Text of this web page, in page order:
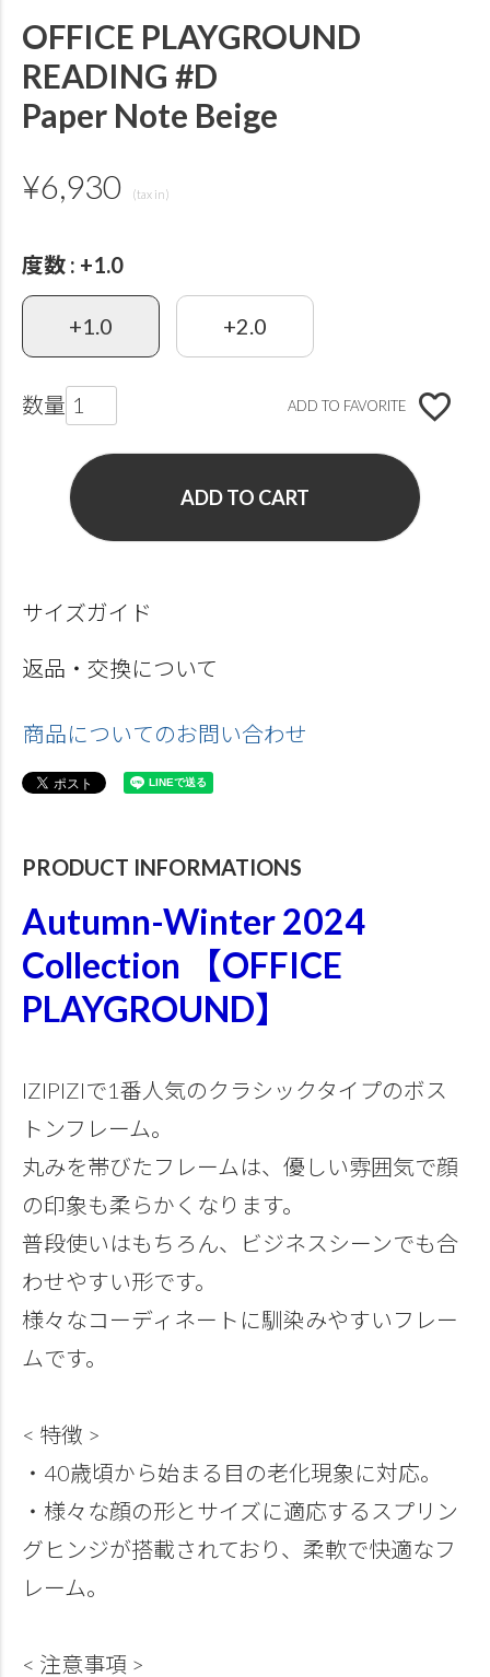
OFFICE PLAYGROUND
READING #D
Paper Note Beige
¥6,930
度数 +1.0
+1.0 +2.0
ADD TO FAVORITE
ADD TO CART
サイズガイド
返品・交換について
商品についてのお問い合わせ
PRODUCT INFORMATIONS
Autumn-Winter 2024
Collection 【OFFICE
PLAYGROUND】
IZIPIZIで1番人気のクラシックタイプのボス
トンフレーム。
丸みを帯びたフレームは、優しい雰囲気で顔
の印象も柔らかくなります。
普段使いはもちろん、ビジネスシーンでも合
わせやすい形です。
様々なコーディネートに馴染みやすいフレー
ムです。
< 特徴 >
・40歳頃から始まる目の老化現象に対応。
・様々な顔の形とサイズに適応するスプリン
グヒンジが搭載されており、柔軟で快適なフ
レーム。
< 注意事項 >